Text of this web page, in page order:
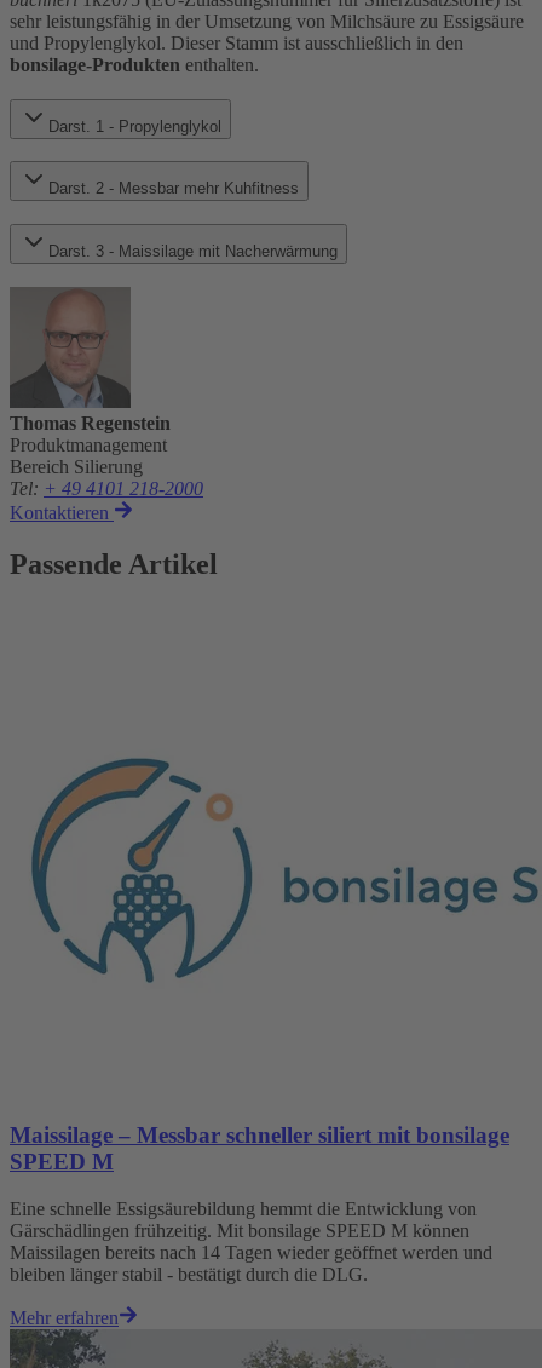
sehr leistungsfähig in der Umsetzung von Milchsäure zu Essigsäure
und Propylenglykol. Dieser Stamm ist ausschließlich in den
bonsilage-Produkten enthalten.
Darst. 1 - Propylenglykol
Darst. 2 - Messbar mehr Kuhfitness
Darst. 3 - Maissilage mit Nacherwärmung
Thomas Regenstein
Produktmanagement
Bereich Silierung
Tel: + 49 4101 218-2000
Kontaktieren
Passende Artikel
Maissilage – Messbar schneller siliert mit bonsilage
SPEED M
Eine schnelle Essigsäurebildung hemmt die Entwicklung von
Gärschädlingen frühzeitig. Mit bonsilage SPEED M können
Maissilagen bereits nach 14 Tagen wieder geöffnet werden und
bleiben länger stabil - bestätigt durch die DLG.
Mehr erfahren